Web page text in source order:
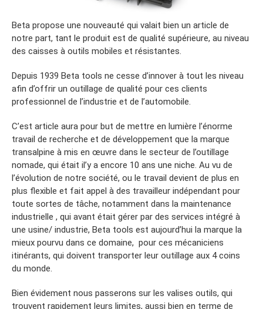
Beta propose une nouveauté qui valait bien un article de
notre part, tant le produit est de qualité supérieure, au niveau
des caisses à outils mobiles et résistantes.
Depuis 1939 Beta tools ne cesse d’innover à tout les niveau
afin d’offrir un outillage de qualité pour ces clients
professionnel de l’industrie et de l’automobile.
C’est article aura pour but de mettre en lumière l’énorme
travail de recherche et de développement que la marque
transalpine à mis en œuvre dans le secteur de l’outillage
nomade, qui était il’y a encore 10 ans une niche. Au vu de
l’évolution de notre société, ou le travail devient de plus en
plus flexible et fait appel à des travailleur indépendant pour
toute sortes de tâche, notamment dans la maintenance
industrielle , qui avant était gérer par des services intégré à
une usine/ industrie, Beta tools est aujourd’hui la marque la
mieux pourvu dans ce domaine, pour ces mécaniciens
itinérants, qui doivent transporter leur outillage aux 4 coins
du monde.
Bien évidement nous passerons sur les valises outils, qui
trouvent rapidement leurs limites, aussi bien en terme de